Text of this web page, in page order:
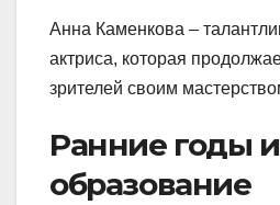
Анна Каменкова –
актриса, которая
зрителей своим
Ранние годы и
образование